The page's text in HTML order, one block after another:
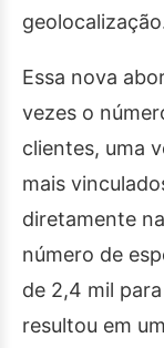
Essa nova
vezes o
clientes, uma
mais
diretamente
número de
de 2,4 mil
resultou em